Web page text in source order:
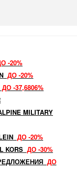
-20%
ДО -20%
ДО -37,6806%
MILITARY
ДО -20%
KORS ДО -30%
ДО